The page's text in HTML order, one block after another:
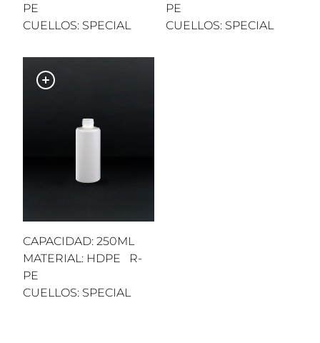
PE
CUELLOS: SPECIAL
PE
CUELLOS: SPECIAL
CAPACIDAD: 250ML
MATERIAL: HDPE R-
PE
CUELLOS: SPECIAL